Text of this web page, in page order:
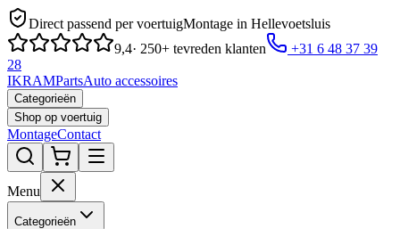
Direct passend per voertuigMontage in Hellevoetsluis
9,4· 250+ tevreden klanten
+31 6 48 37 39
28
IKRAMPartsAuto accessoires
Categorieën
Shop op voertuig
MontageContact
Menu
Categorieën